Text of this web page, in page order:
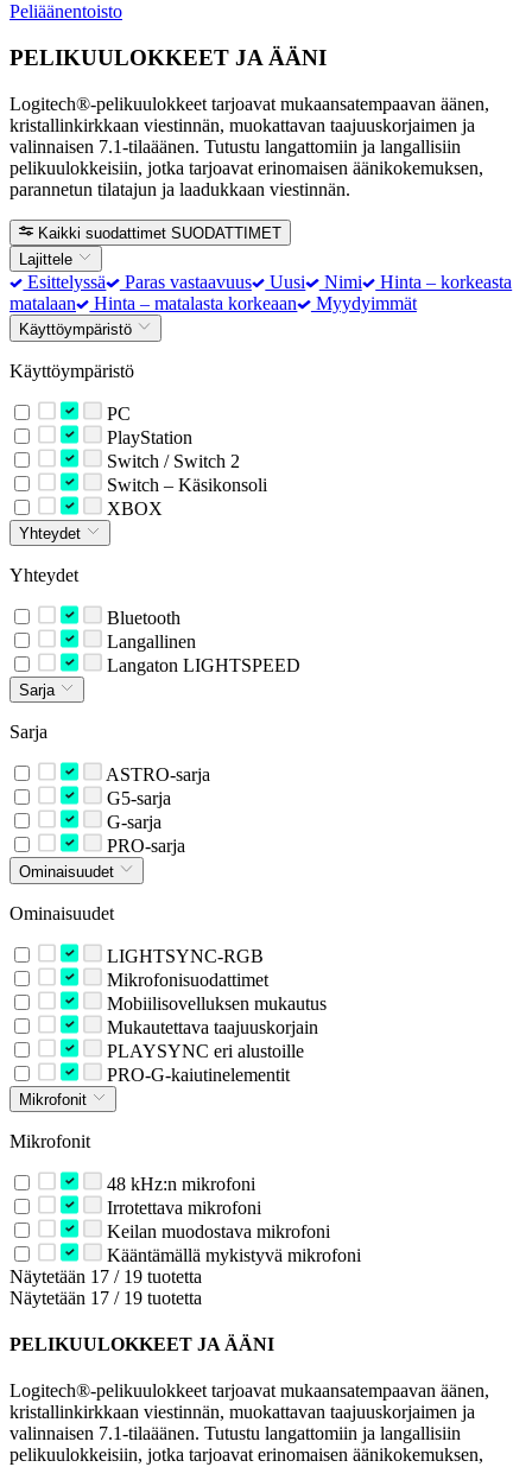
Peliäänentoisto
PELIKUULOKKEET JA ÄÄNI
Logitech®-pelikuulokkeet tarjoavat mukaansatempaavan äänen,
kristallinkirkkaan viestinnän, muokattavan taajuuskorjaimen ja
valinnaisen 7.1-tilaäänen. Tutustu langattomiin ja langallisiin
pelikuulokkeisiin, jotka tarjoavat erinomaisen äänikokemuksen,
parannetun tilatajun ja laadukkaan viestinnän.
Kaikki suodattimet SUODATTIMET
Lajittele
Esittelyssä Paras vastaavuus Uusi Nimi
Hinta – korkeasta
matalaan
Hinta – matalasta korkeaan Myydyimmät
Käyttöympäristö
Käyttöympäristö
PC
PlayStation
Switch / Switch 2
Switch – Käsikonsoli
XBOX
Yhteydet
Yhteydet
Bluetooth
Langallinen
Langaton LIGHTSPEED
Sarja
Sarja
ASTRO-sarja
G5-sarja
G-sarja
PRO-sarja
Ominaisuudet
Ominaisuudet
LIGHTSYNC-RGB
Mikrofonisuodattimet
Mobiilisovelluksen mukautus
Mukautettava taajuuskorjain
PLAYSYNC eri alustoille
PRO-G-kaiutinelementit
Mikrofonit
Mikrofonit
48 kHz:n mikrofoni
Irrotettava mikrofoni
Keilan muodostava mikrofoni
Kääntämällä mykistyvä mikrofoni
Näytetään 17 / 19 tuotetta
Näytetään 17 / 19 tuotetta
PELIKUULOKKEET JA ÄÄNI
Logitech®-pelikuulokkeet tarjoavat mukaansatempaavan äänen,
kristallinkirkkaan viestinnän, muokattavan taajuuskorjaimen ja
valinnaisen 7.1-tilaäänen. Tutustu langattomiin ja langallisiin
pelikuulokkeisiin, jotka tarjoavat erinomaisen äänikokemuksen,